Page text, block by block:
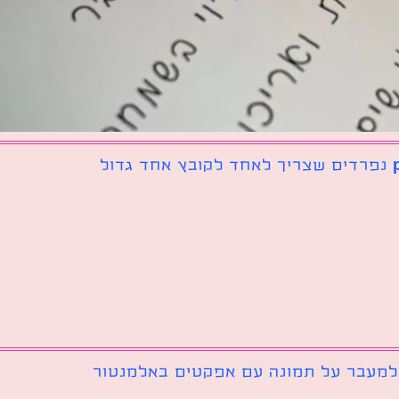
למעבר על תמונה עם אפקטים באלמנטור